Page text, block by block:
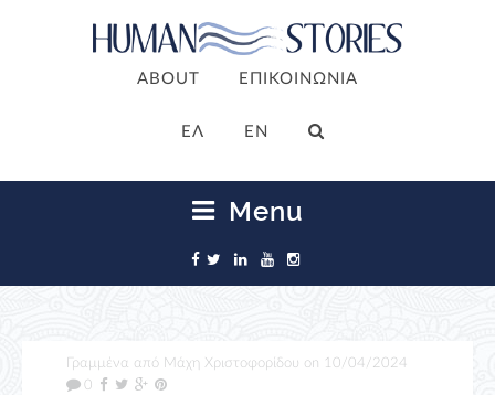
ABOUT ΕΠΙΚΟΙΝΩΝΙΑ
ΕΛ EN
Menu
Γραμμένα από Μάχη Χριστοφορίδου on 10/04/2024
0